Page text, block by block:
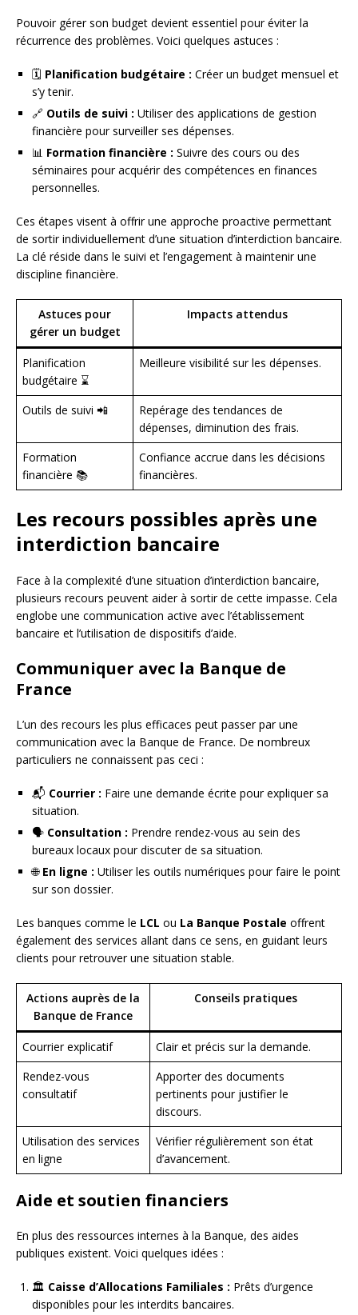
Pouvoir gérer son budget devient essentiel pour éviter la
récurrence des problèmes. Voici quelques astuces :
🗓️ Planification budgétaire : Créer un budget mensuel et
s’y tenir.
🔗 Outils de suivi : Utiliser des applications de gestion
financière pour surveiller ses dépenses.
📊 Formation financière : Suivre des cours ou des
séminaires pour acquérir des compétences en finances
personnelles.
Ces étapes visent à offrir une approche proactive permettant
de sortir individuellement d’une situation d’interdiction bancaire.
La clé réside dans le suivi et l’engagement à maintenir une
discipline financière.
Astuces pour
gérer un budget
Impacts attendus
Planification
budgétaire ⌛
Meilleure visibilité sur les dépenses.
Outils de suivi 📲
Repérage des tendances de
dépenses, diminution des frais.
Formation
financière 📚
Confiance accrue dans les décisions
financières.
Les recours possibles après une
interdiction bancaire
Face à la complexité d’une situation d’interdiction bancaire,
plusieurs recours peuvent aider à sortir de cette impasse. Cela
englobe une communication active avec l’établissement
bancaire et l’utilisation de dispositifs d’aide.
Communiquer avec la Banque de
France
L’un des recours les plus efficaces peut passer par une
communication avec la Banque de France. De nombreux
particuliers ne connaissent pas ceci :
📬 Courrier : Faire une demande écrite pour expliquer sa
situation.
🗣️ Consultation : Prendre rendez-vous au sein des
bureaux locaux pour discuter de sa situation.
🌐 En ligne : Utiliser les outils numériques pour faire le point
sur son dossier.
Les banques comme le LCL ou La Banque Postale offrent
également des services allant dans ce sens, en guidant leurs
clients pour retrouver une situation stable.
Actions auprès de la
Banque de France
Conseils pratiques
Courrier explicatif
Clair et précis sur la demande.
Rendez-vous
consultatif
Apporter des documents
pertinents pour justifier le
discours.
Utilisation des services
en ligne
Vérifier régulièrement son état
d’avancement.
Aide et soutien financiers
En plus des ressources internes à la Banque, des aides
publiques existent. Voici quelques idées :
🏛️ Caisse d’Allocations Familiales : Prêts d’urgence
disponibles pour les interdits bancaires.